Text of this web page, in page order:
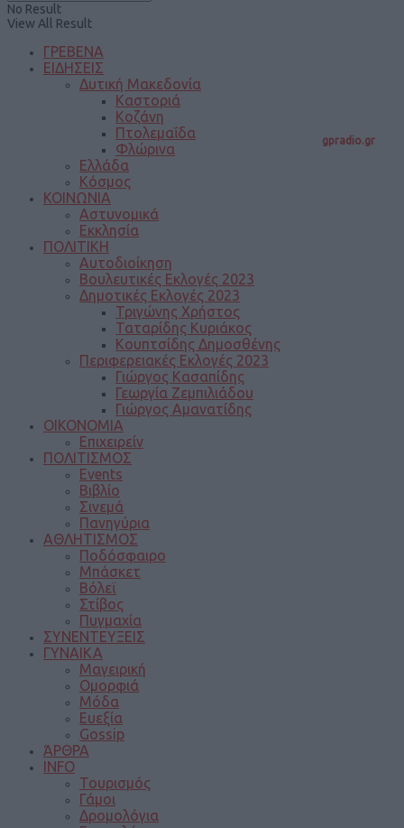
gpradio.gr
No Result
View All Result
ΓΡΕΒΕΝΑ
ΕΙΔΗΣΕΙΣ
Δυτική Μακεδονία
Καστοριά
Κοζάνη
Πτολεμαΐδα
Φλώρινα
Ελλάδα
Κόσμος
ΚΟΙΝΩΝΙΑ
Αστυνομικά
Εκκλησία
ΠΟΛΙΤΙΚΗ
Αυτοδιοίκηση
Βουλευτικές Εκλογές 2023
Δημοτικές Εκλογές 2023
Τριγώνης Χρήστος
Ταταρίδης Κυριάκος
Κουπτσίδης Δημοσθένης
Περιφερειακές Εκλογές 2023
Γιώργος Κασαπίδης
Γεωργία Ζεμπιλιάδου
Γιώργος Αμανατίδης
ΟΙΚΟΝΟΜΙΑ
Επιχειρείν
ΠΟΛΙΤΙΣΜΟΣ
Events
Βιβλίο
Σινεμά
Πανηγύρια
ΑΘΛΗΤΙΣΜΟΣ
Ποδόσφαιρο
Μπάσκετ
Βόλεϊ
Στίβος
Πυγμαχία
ΣΥΝΕΝΤΕΥΞΕΙΣ
ΓΥΝΑΙΚΑ
Μαγειρική
Ομορφιά
Μόδα
Ευεξία
Gossip
ΆΡΘΡΑ
INFO
Τουρισμός
Γάμοι
Δρομολόγια